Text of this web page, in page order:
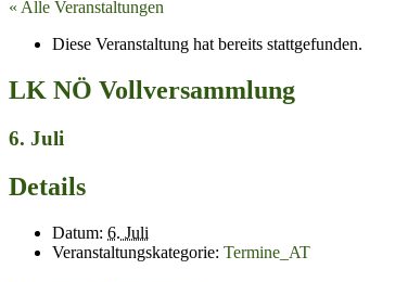
« Alle Veranstaltungen
Diese Veranstaltung hat bereits stattgefunden.
LK NÖ Vollversammlung
6. Juli
Details
Datum: 6. Juli
Veranstaltungskategorie: Termine_AT